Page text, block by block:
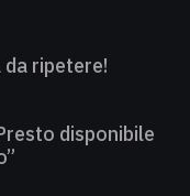
da ripetere!
disponibile